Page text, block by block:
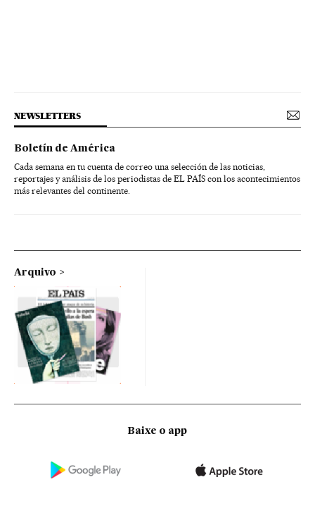
NEWSLETTERS
Boletín de América
Cada semana en tu cuenta de correo una selección de las noticias,
reportajes y análisis de los periodistas de EL PAÍS con los acontecimientos
más relevantes del continente.
Arquivo
Baixe o app